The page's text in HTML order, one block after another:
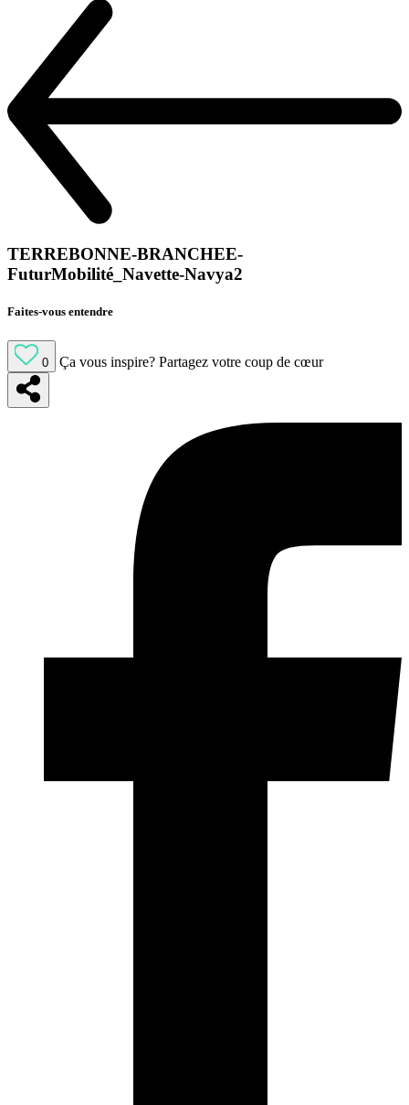
TERREBONNE-BRANCHEE-
FuturMobilité_Navette-Navya2
Faites-vous entendre
0 Ça vous inspire? Partagez votre coup de cœur